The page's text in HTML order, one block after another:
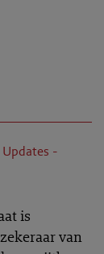
-
is
van